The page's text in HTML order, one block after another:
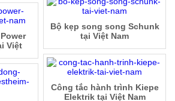
Bộ kẹp song song Schunk
tại Việt Nam
Việt
Công tắc hành trình Kiepe
Elektrik tại Việt Nam